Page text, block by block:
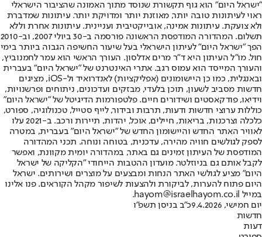
"ישראל היום" הוא גוף תקשורת שנוסד מתוך האמונה שהציבור הישראלי
ראוי לעיתונות טובה יותר, מאוזנת יותר ומדויקת יותר. עיתונות שמדברת
ולא צועקת. עיתונות אמינה, אובייקטיבית ועניינית. עיתונות אחרת וללא
תשלום. המהדורה המודפסת הראשונה פורסמה ב-30 ביולי 2007, וב-2010
הפך "ישראל היום" לעיתון הישראלי בעל שיעור החשיפה הגבוה ביותר בימי
חול. מו"ל העיתון היא ד"ר מרים אדלסון. העורך הראשי הוא עמר לחמנוביץ,
והעורך המייסד הוא עמוס רגב. אתרי האינטרנט של "ישראל היום" בעברית
ובאנגלית, כמו כן היישומונים (אפליקציות) לאנדרואיד ול-iOS, מציגים
חדשות מסביב לשעון, תוכן בלעדי, מבזקים ועדכונים, ניתוחים ופרשנויות,
וידיאו, פודקאסטים ושידורים חיים. פלטפורמות הדיגיטל של "ישראל היום"
כוללות ערוצי חדשות ודעות, תרבות ובידור, לייף סטייל, טכנולוגיה, ספורט,
כלכלה וצרכנות, בריאות, חיילים, אוכל, יהדות, תיירות ורכב. ב-2021 עלו
לאוויר האתר החדש והיישומון החדש של "ישראל היום" בעברית, במטרה
לספק לגולשים חוויה מהירה, עדכנית, בטוחה ונוחה. תכני המהדורה
המודפסת של העיתון זמינים גם באתר, במהדורה יומית מקוונת, ואפשר
לקבל אותם גם בניוזלטר. מועדון ההטבות הייחודי "הקליקה של ישראל
היום" מציע לגולשי האתר הנחות ומבצעים על מוצרים ושירותים. ישראל
היום פתוח להערות, לביקורת ולהצעות לשיפור מקהל הקוראים. פנו אלינו
במייל hayom@israelhayom.co.il.
יום חמישי, 9.4.2026
כ"ב בניסן תשפ"ו
חדשות
דעות